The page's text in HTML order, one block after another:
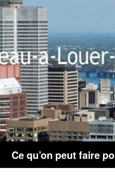
Ce qu’on peut faire